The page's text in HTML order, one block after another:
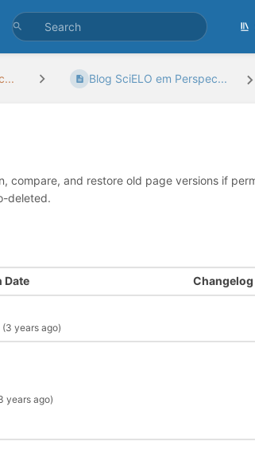
Blog SciELO em Perspec...
compare, and restore old page versions if
deleted.
Date Changelog
(3 years ago)
years ago)